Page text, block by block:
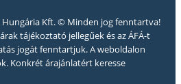
Hungária Kft. © Minden jog fenntartva!
tájékoztató jellegűek és az ÁFÁ-t
jogát fenntartjuk. A weboldalon
Konkrét árajánlatért keresse